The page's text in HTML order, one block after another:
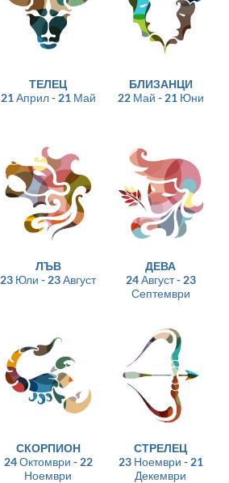
ТЕЛЕЦ
21 Април - 21 Май
БЛИЗАНЦИ
22 Май - 21 Юни
ЛЪВ
23 Юли - 23 Август
ДЕВА
24 Август - 23
Септември
СКОРПИОН
24 Октомври - 22
Ноември
СТРЕЛЕЦ
23 Ноември - 21
Декември